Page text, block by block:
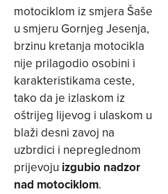
motociklom iz smjera Šaše
u smjeru Gornjeg Jesenja,
brzinu kretanja motocikla
nije prilagodio osobini i
karakteristikama ceste,
tako da je izlaskom iz
oštrijeg lijevog i ulaskom u
blaži desni zavoj na
uzbrdici i nepreglednom
prijevoju izgubio nadzor
nad motociklom.